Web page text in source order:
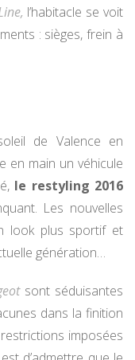
l’habitacle se voit
: sièges, frein à
de Valence en
en main un véhicule
le restyling 2016
Les nouvelles
look plus sportif et
génération…
sont séduisantes
dans la finition
imposées